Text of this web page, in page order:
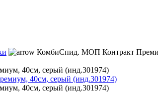
КомбиСпид. МОП Контракт
40см, серый (инд.301974)
40см, серый (инд.301974)